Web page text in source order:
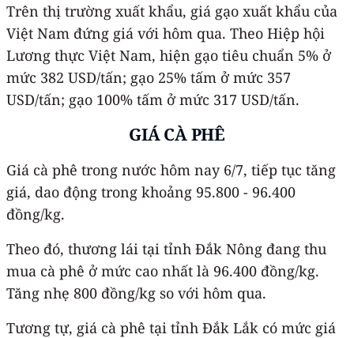
Trên thị trường xuất khẩu, giá gạo xuất khẩu của
Việt Nam đứng giá với hôm qua. Theo Hiệp hội
Lương thực Việt Nam, hiện gạo tiêu chuẩn 5% ở
mức 382 USD/tấn; gạo 25% tấm ở mức 357
USD/tấn; gạo 100% tấm ở mức 317 USD/tấn.
GIÁ CÀ PHÊ
Giá cà phê trong nước hôm nay 6/7, tiếp tục tăng
giá, dao động trong khoảng 95.800 - 96.400
đồng/kg.
Theo đó, thương lái tại tỉnh Đắk Nông đang thu
mua cà phê ở mức cao nhất là 96.400 đồng/kg.
Tăng nhẹ 800 đồng/kg so với hôm qua.
Tương tự, giá cà phê tại tỉnh Đắk Lắk có mức giá